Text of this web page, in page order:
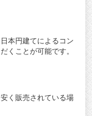
本円建てによるコン
くことが可能です。
く販売されている場